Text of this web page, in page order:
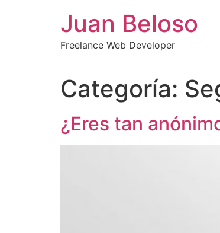
Juan Beloso
Freelance Web Developer
Categoría:
¿Eres tan